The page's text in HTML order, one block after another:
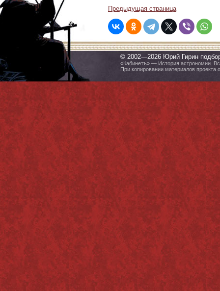
Предыдущая страница
© 2002—2026 Юрий Гирин
«Кабинетъ» — История астрономии.
При копировании материалов проекта